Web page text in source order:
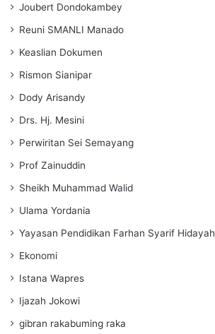
Joubert Dondokambey
Reuni SMANLI Manado
Keaslian Dokumen
Rismon Sianipar
Dody Arisandy
Drs. Hj. Mesini
Perwiritan Sei Semayang
Prof Zainuddin
Sheikh Muhammad Walid
Ulama Yordania
Yayasan Pendidikan Farhan Syarif Hidayah
Ekonomi
Istana Wapres
Ijazah Jokowi
gibran rakabuming raka